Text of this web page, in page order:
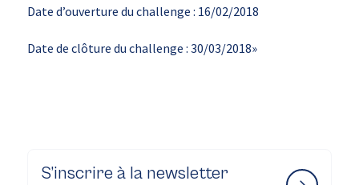
Date d’ouverture du challenge : 16/02/2018
Date de clôture du challenge : 30/03/2018»
S’inscrire à la newsletter